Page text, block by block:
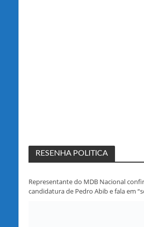
RESENHA POLITICA
Representante do MDB Nacional
candidatura de Pedro Abib e fala em